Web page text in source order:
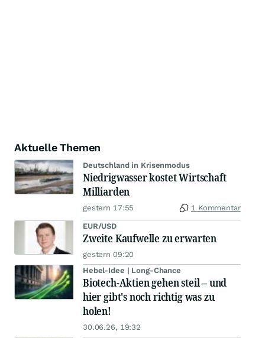
Aktuelle Themen
Deutschland in Krisenmodus
Niedrigwasser kostet Wirtschaft
Milliarden
gestern 17:55 1 Kommentar
EUR/USD
Zweite Kaufwelle zu erwarten
gestern 09:20
Hebel-Idee | Long-Chance
Biotech-Aktien gehen steil – und
hier gibt's noch richtig was zu
holen!
30.06.26, 19:32